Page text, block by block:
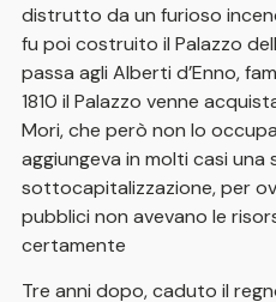
distrutto da un furioso
fu poi costruito il Palazzo
passa agli Alberti d’Enno,
1810 il Palazzo venne
Mori, che però non lo
aggiungeva in molti casi una
sottocapitalizzazione, per
pubblici non avevano le
certamente
Tre anni dopo, caduto il